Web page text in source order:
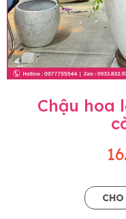
Chậu hoa